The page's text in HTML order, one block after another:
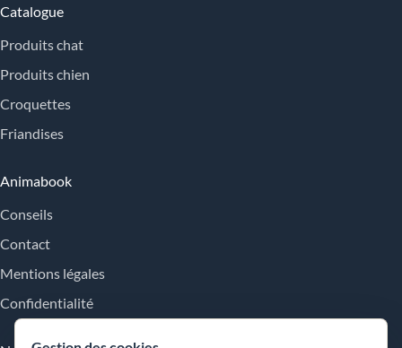
Catalogue
Produits chat
Produits chien
Croquettes
Friandises
Animabook
Conseils
Contact
Mentions légales
Confidentialité